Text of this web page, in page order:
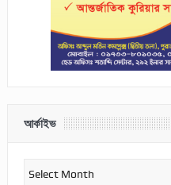
আর্কাইভ
আর্কাইভ